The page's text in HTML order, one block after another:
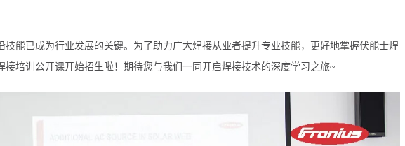
技能已成为行业发展的关键。为了助力广大焊接从业者提升专业技能，更好地掌握伏能士焊
接培训公开课开始招生啦！期待您与我们一同开启焊接技术的深度学习之旅~